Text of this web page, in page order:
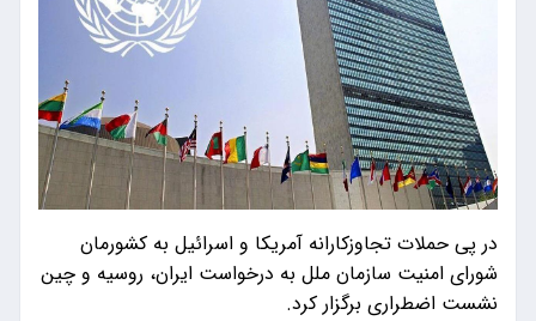
در پی حملات تجاوزکارانه آمریکا و اسرائیل به کشورمان
شورای امنیت سازمان ملل به درخواست ایران، روسیه و چین
نشست اضطراری برگزار کرد.